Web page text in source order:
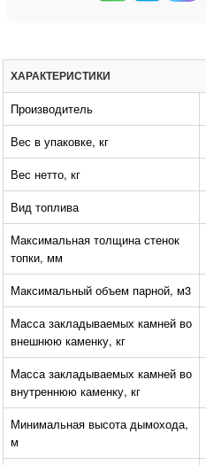
ХАРАКТЕРИСТИКИ
Производитель
Вес в упаковке, кг
Вес нетто, кг
Вид топлива
Максимальная толщина стенок
топки, мм
Максимальный объем парной, м3
Масса закладываемых камней во
внешнюю каменку, кг
Масса закладываемых камней во
внутреннюю каменку, кг
Минимальная высота дымохода,
м